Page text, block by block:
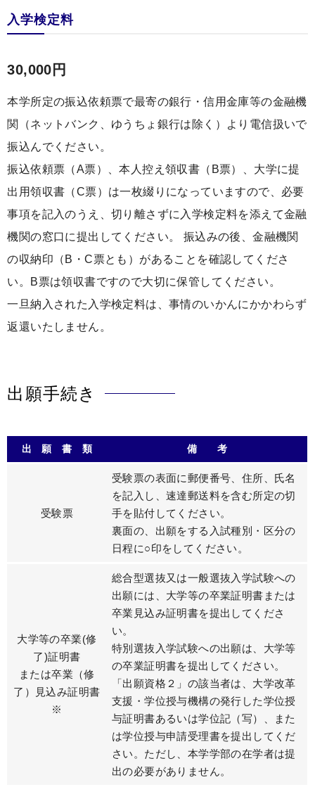
入学検定料
30,000円
本学所定の振込依頼票で最寄の銀行・信用金庫等の金融機
関（ネットバンク、ゆうちょ銀行は除く）より電信扱いで
振込んでください。
振込依頼票（A票）、本人控え領収書（B票）、大学に提
出用領収書（C票）は一枚綴りになっていますので、必要
事項を記入のうえ、切り離さずに入学検定料を添えて金融
機関の窓口に提出してください。 振込みの後、金融機関
の収納印（B・C票とも）があることを確認してくださ
い。B票は領収書ですので大切に保管してください。
一旦納入された入学検定料は、事情のいかんにかかわらず
返還いたしません。
出願手続き
出 願 書 類 備 考
受験票
受験票の表面に郵便番号、住所、氏名
を記入し、速達郵送料を含む所定の切
手を貼付してください。
裏面の、出願をする入試種別・区分の
日程に○印をしてください。
大学等の卒業(修
了)証明書
または卒業（修
了）見込み証明書
※
総合型選抜又は一般選抜入学試験への
出願には、大学等の卒業証明書または
卒業見込み証明書を提出してくださ
い。
特別選抜入学試験への出願は、大学等
の卒業証明書を提出してください。
「出願資格２」の該当者は、大学改革
支援・学位授与機構の発行した学位授
与証明書あるいは学位記（写）、また
は学位授与申請受理書を提出してくだ
さい。ただし、本学学部の在学者は提
出の必要がありません。